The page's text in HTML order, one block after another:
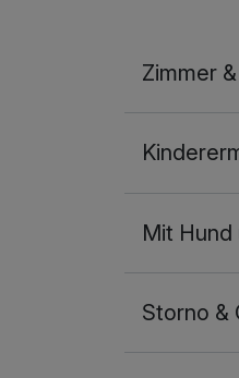
Zimmer
2 Erwachsene
Für 7 Tage
Mit
Storno &